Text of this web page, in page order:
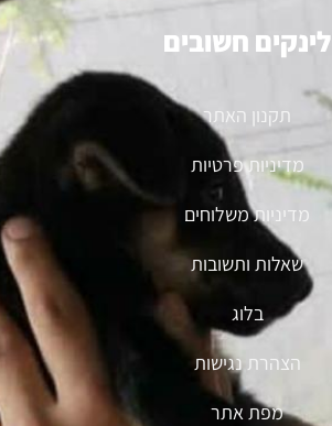
לינקים חשובים
תקנון האתר
מדיניות פרטיות
מדיניות משלוחים
שאלות ותשובות
בלוג
הצהרת נגישות
מפת אתר